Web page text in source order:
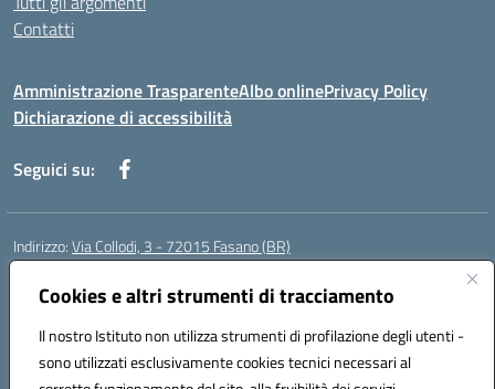
Cookies e altri strumenti di tracciamento
Il nostro Istituto non utilizza strumenti di profilazione degli utenti -
sono utilizzati esclusivamente cookies tecnici necessari al
Contatti
Amministrazione TrasparenteAlbo onlinePrivacy Policy
Dichiarazione di accessibilità
Seguici su:
Indirizzo:Via Collodi, 3 - 72015 Fasano (BR)
Centralino:
Posta elettronica certificata (PEC):bric839004@pec.istruzione.it
Codice fiscale: 90059320748
Codice meccanografico:BRIC839004
Codice Indice delle Pubbliche Amministrazioni (IPA): istsc_bree02200r